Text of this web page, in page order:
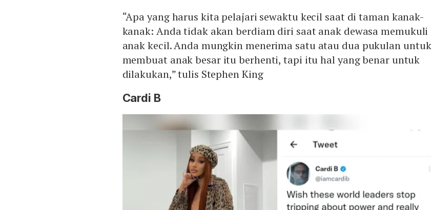
“Apa yang harus kita pelajari sewaktu kecil saat di taman kanak-
kanak: Anda tidak akan berdiam diri saat anak dewasa memukuli
anak kecil. Anda mungkin menerima satu atau dua pukulan untuk
membuat anak besar itu berhenti, tapi itu hal yang benar untuk
dilakukan,” tulis Stephen King
Cardi B